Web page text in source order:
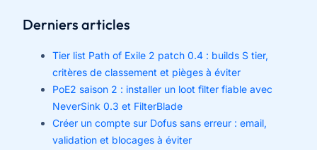
Derniers articles
Tier list Path of Exile 2 patch 0.4 : builds S tier,
critères de classement et pièges à éviter
PoE2 saison 2 : installer un loot filter fiable avec
NeverSink 0.3 et FilterBlade
Créer un compte sur Dofus sans erreur : email,
validation et blocages à éviter